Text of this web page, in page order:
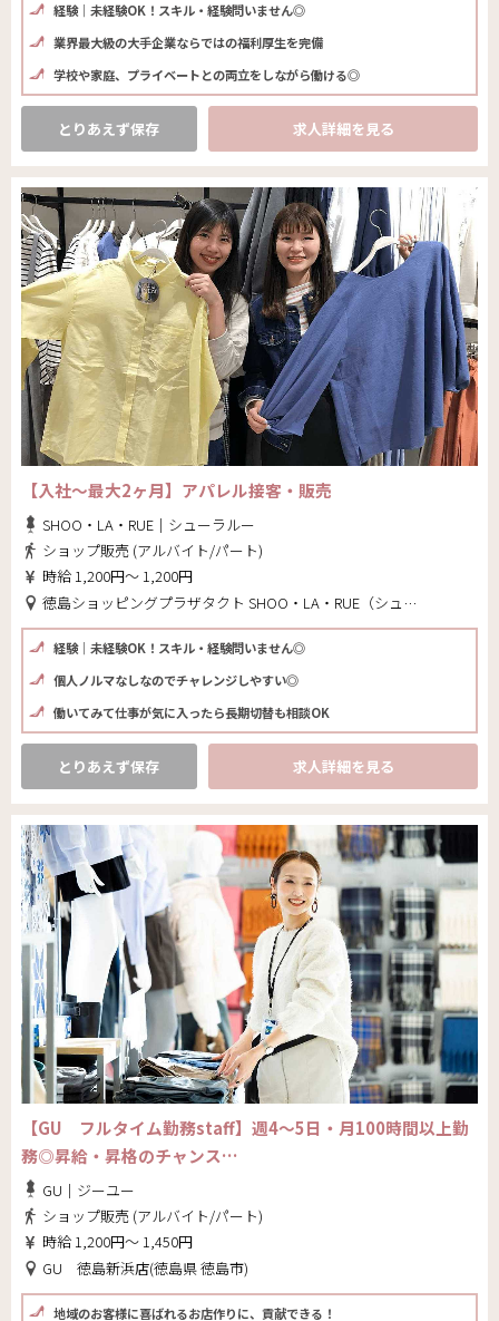
経験｜未経験OK！スキル・経験問いません◎
業界最大級の大手企業ならではの福利厚生を完備
学校や家庭、プライベートとの両立をしながら働ける◎
とりあえず保存 求人詳細を見る
【入社～最大2ヶ月】アパレル接客・販売
SHOO・LA・RUE｜シューラルー
ショップ販売 (アルバイト/パート)
時給 1,200円～ 1,200円
徳島ショッピングプラザタクト SHOO・LA・RUE（シューラルー）(徳島県 徳島市)
経験｜未経験OK！スキル・経験問いません◎
個人ノルマなしなのでチャレンジしやすい◎
働いてみて仕事が気に入ったら長期切替も相談OK
とりあえず保存 求人詳細を見る
【GU フルタイム勤務staff】週4～5日・月100時間以上勤
務◎昇給・昇格のチャンス…
GU｜ジーユー
ショップ販売 (アルバイト/パート)
時給 1,200円～ 1,450円
GU 徳島新浜店(徳島県 徳島市)
地域のお客様に喜ばれるお店作りに、貢献できる！